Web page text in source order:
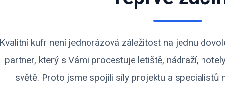
Kvalitní kufr není jednorázová záležitost na jednu
partner, který s Vámi procestuje letiště, nádraží,
světě. Proto jsme spojili síly projektu a specialistů